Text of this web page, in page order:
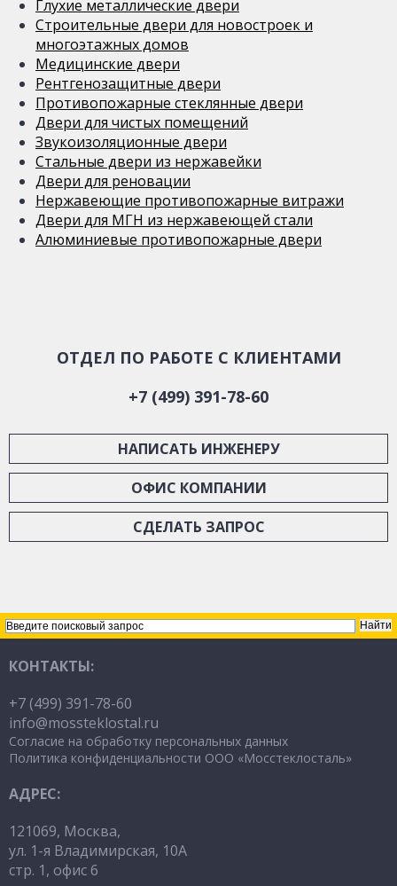
Глухие металлические двери
Строительные двери для новостроек и
многоэтажных домов
Медицинские двери
Рентгенозащитные двери
Противопожарные стеклянные двери
Двери для чистых помещений
Звукоизоляционные двери
Стальные двери из нержавейки
Двери для реновации
Нержавеющие противопожарные витражи
Двери для МГН из нержавеющей стали
Алюминиевые противопожарные двери
ОТДЕЛ ПО РАБОТЕ С КЛИЕНТАМИ
+7 (499) 391-78-60
НАПИСАТЬ ИНЖЕНЕРУ
ОФИС КОМПАНИИ
СДЕЛАТЬ ЗАПРОС
КОНТАКТЫ:
+7 (499) 391-78-60
info@mossteklostal.ru
Согласие на обработку персональных данных
Политика конфиденциальности ООО «Мосстеклосталь»
АДРЕС:
121069, Москва,
ул. 1-я Владимирская, 10А
стр. 1, офис 6